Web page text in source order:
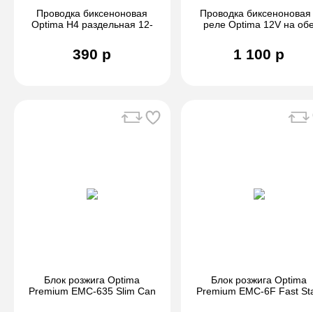
Проводка биксеноновая
Optima H4 раздельная 12-
390 р
Проводка биксеноновая
реле Optima 12V на
1 100 р
Блок розжига Optima
Premium EMC-635 Slim Can
Блок розжига Optima
Premium EMC-6F Fast